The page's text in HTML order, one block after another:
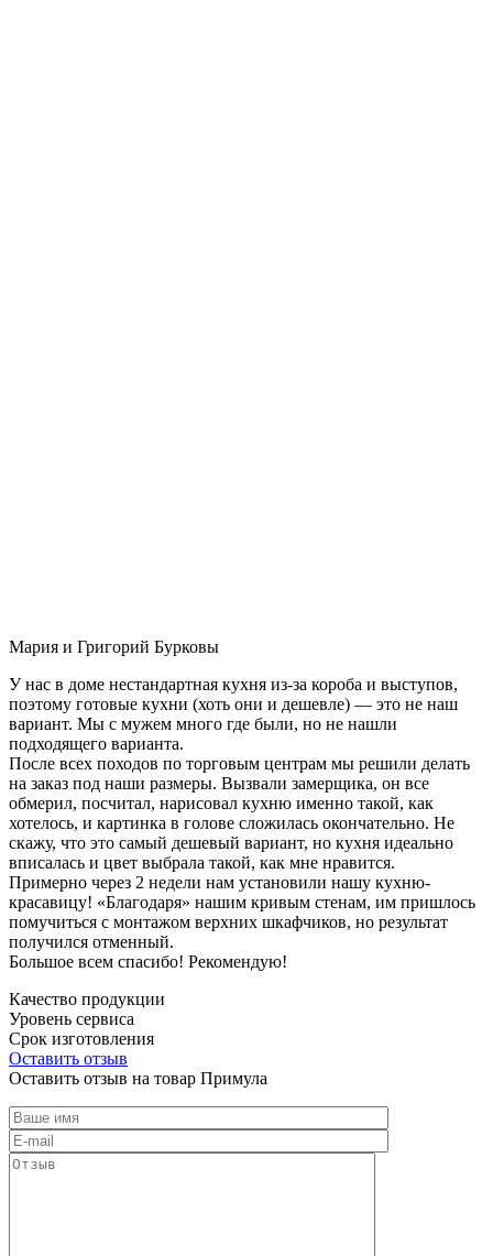
Мария и Григорий Бурковы
У нас в доме нестандартная кухня из-за короба и выступов,
поэтому готовые кухни (хоть они и дешевле) — это не наш
вариант. Мы с мужем много где были, но не нашли
подходящего варианта.
После всех походов по торговым центрам мы решили делать
на заказ под наши размеры. Вызвали замерщика, он все
обмерил, посчитал, нарисовал кухню именно такой, как
хотелось, и картинка в голове сложилась окончательно. Не
скажу, что это самый дешевый вариант, но кухня идеально
вписалась и цвет выбрала такой, как мне нравится.
Примерно через 2 недели нам установили нашу кухню-
красавицу! «Благодаря» нашим кривым стенам, им пришлось
помучиться с монтажом верхних шкафчиков, но результат
получился отменный.
Большое всем спасибо! Рекомендую!
Качество продукции
Уровень сервиса
Срок изготовления
Оставить отзыв
Оставить отзыв на товар Примула